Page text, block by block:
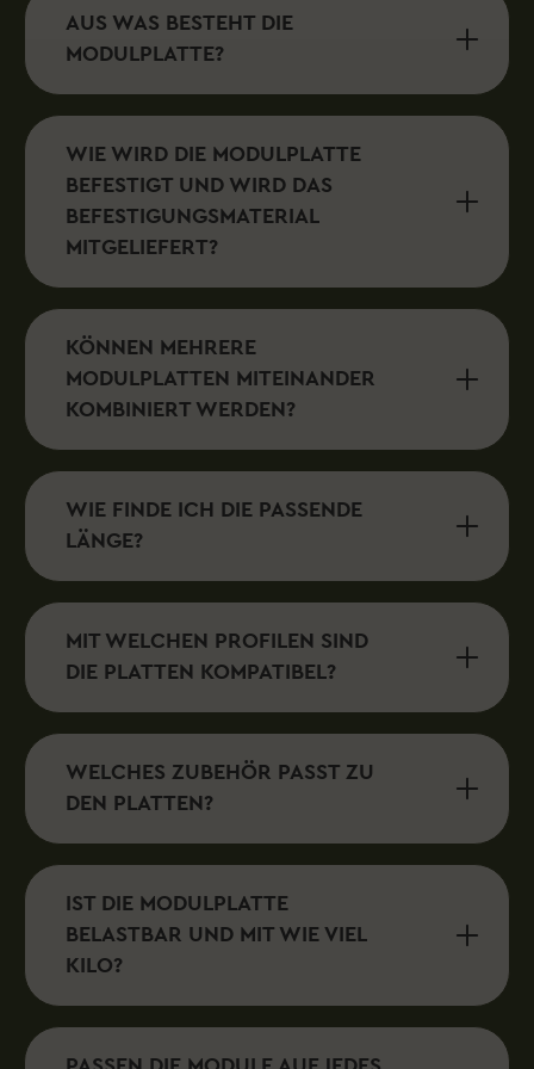
AUS WAS BESTEHT DIE
MODULPLATTE?
WIE WIRD DIE MODULPLATTE
BEFESTIGT UND WIRD DAS
BEFESTIGUNGSMATERIAL
MITGELIEFERT?
KÖNNEN MEHRERE
MODULPLATTEN MITEINANDER
KOMBINIERT WERDEN?
WIE FINDE ICH DIE PASSENDE
LÄNGE?
MIT WELCHEN PROFILEN SIND
DIE PLATTEN KOMPATIBEL?
WELCHES ZUBEHÖR PASST ZU
DEN PLATTEN?
IST DIE MODULPLATTE
BELASTBAR UND MIT WIE VIEL
KILO?